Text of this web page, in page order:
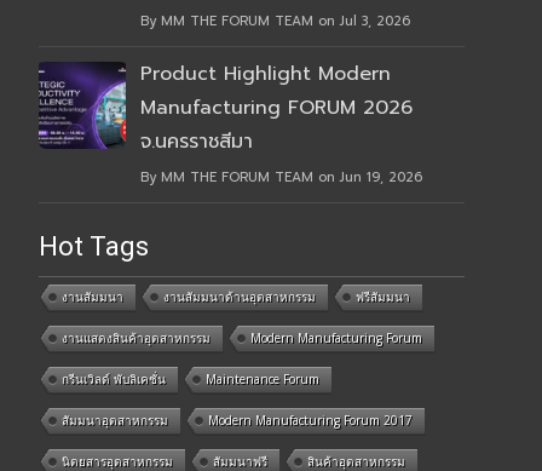
By MM THE FORUM TEAM on Jul 3, 2026
Product Highlight Modern
Manufacturing FORUM 2026
จ.นครราชสีมา
By MM THE FORUM TEAM on Jun 19, 2026
Hot Tags
งานสัมมนา งานสัมมนาด้านอุตสาหกรรม ฟรีสัมมนา
งานแสดงสินค้าอุตสาหกรรม Modern Manufacturing Forum
กรีนเวิลด์ พับลิเคชั่น Maintenance Forum
สัมมนาอุตสาหกรรม Modern Manufacturing Forum 2017
นิตยสารอุตสาหกรรม สัมมนาฟรี สินค้าอุตสาหกรรม